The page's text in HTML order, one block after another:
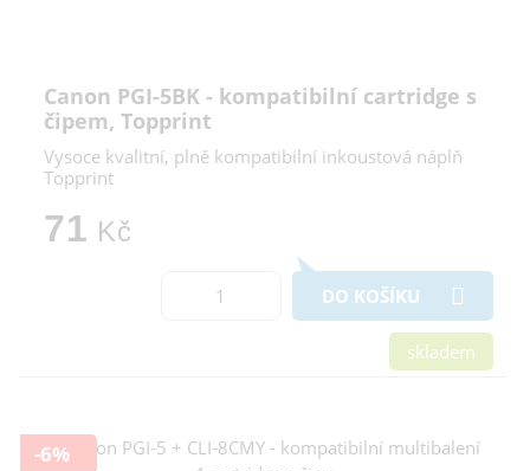
Canon PGI-5BK - kompatibilní cartridge s
čipem, Topprint
Vysoce kvalitní, plně kompatibilní inkoustová náplň
Topprint
71 Kč
DO KOŠÍKU
skladem
-6%